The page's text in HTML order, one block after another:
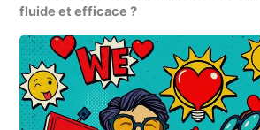
fluide et efficace ?